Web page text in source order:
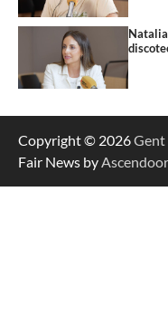
Natalia
Copyright © 2026Gent
Fair News byAscendoor